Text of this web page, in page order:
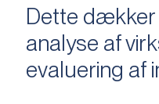
Dette dækker
analyse af
evaluering af